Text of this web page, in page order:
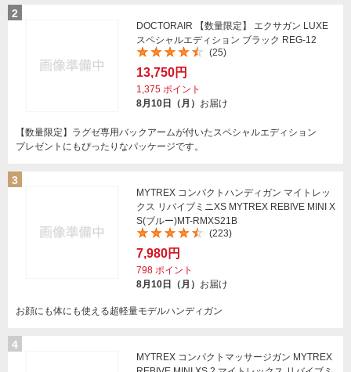
2
DOCTORAIR 【数量限定】 エクサガン LUXE
スペシャルエディション ブラック REG-12
(25)
13,750円
1,375 ポイント
8月10日（月） お届け
【数量限定】ラグゼ専用バックアームが付いたスペシャルエディション
プレゼントにもぴったりなパッケージです。
3
MYTREX コンパクトハンディガン マイトレッ
クス リバイブミニXS MYTREX REBIVE MINI X
S(ブルー)MT-RMXS21B
(223)
7,980円
798 ポイント
8月10日（月） お届け
お顔にも体にも使える超軽量モデルハンディガン
4
MYTREX コンパクトマッサージガン MYTREX